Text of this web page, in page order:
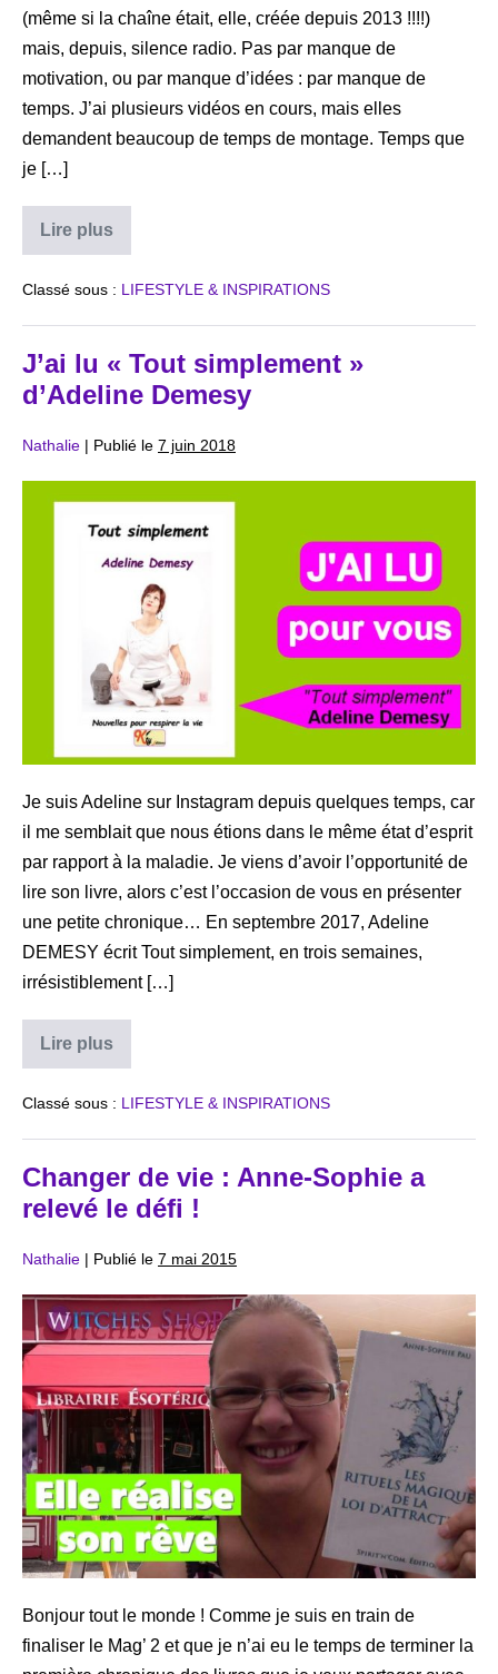
(même si la chaîne était, elle, créée depuis 2013 !!!!)
mais, depuis, silence radio. Pas par manque de
motivation, ou par manque d’idées : par manque de
temps. J’ai plusieurs vidéos en cours, mais elles
demandent beaucoup de temps de montage. Temps que
je […]
Lire plusUne
ma
vie
(VLOG)
Classé sous : LIFESTYLE & INSPIRATIONS
J’ai lu « Tout simplement »
d’Adeline Demesy
Nathalie | Publié le 7 juin 2018
Je suis Adeline sur Instagram depuis quelques temps, car
il me semblait que nous étions dans le même état d’esprit
par rapport à la maladie. Je viens d’avoir l’opportunité de
lire son livre, alors c’est l’occasion de vous en présenter
une petite chronique… En septembre 2017, Adeline
DEMESY écrit Tout simplement, en trois semaines,
irrésistiblement […]
Lire plusJ’ai
simplement »
d’Adeline
Classé sous : LIFESTYLE & INSPIRATIONS
Changer de vie : Anne-Sophie a
relevé le défi !
Nathalie | Publié le 7 mai 2015
Changer
de
vie
:
Anne-
Sophie
a
relevé
le
défi
!Bonjour tout le monde ! Comme je suis en train de
finaliser le Mag’ 2 et que je n’ai eu le temps de terminer la